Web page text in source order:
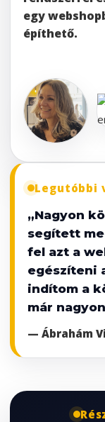
egy
építhető.
Legutóbbi
„Nagyon
segített
fel azt a
egészíteni
indítom a
már
— Ábrahám